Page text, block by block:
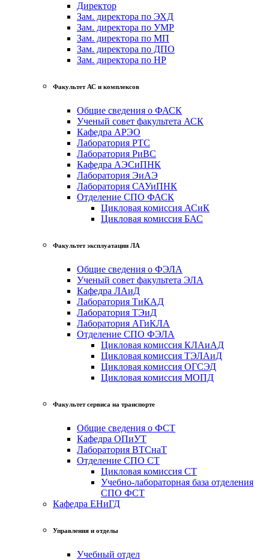
Директор
Зам. директора по ЭХД
Зам. директора по УМР
Зам. директора по МП
Зам. директора по ДПО
Зам. директора по НР
Факультет АС и комплексов
Общие сведения о ФАСК
Ученый совет факультета АСК
Кафедра АРЭО
Лаборатория РТС
Лаборатория РиВС
Кафедра АЭСиПНК
Лаборатория ЭиАЭ
Лаборатория САУиПНК
Отделение СПО ФАСК
Цикловая комиссия АСиК
Цикловая комиссия БАС
Факультет эксплуатации ЛА
Общие сведения о ФЭЛА
Ученый совет факультета ЭЛА
Кафедра ЛАиД
Лаборатория ТиКАД
Лаборатория ТЭиД
Лаборатория АГиКЛА
Отделение СПО ФЭЛА
Цикловая комиссия КЛАиАД
Цикловая комиссия ТЭЛАиД
Цикловая комиссия ОГСЭД
Цикловая комиссия МОПД
Факультет сервиса на транспорте
Общие сведения о ФСТ
Кафедра ОПиУТ
Лаборатория ВТСнаТ
Отделение СПО СТ
Цикловая комиссия СТ
Учебно-лабораторная база отделения
СПО ФСТ
Кафедра ЕНиГД
Управления и отделы
Учебный отдел